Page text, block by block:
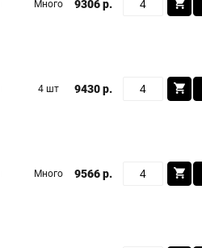
Много 9306 р.
4 шт 9430 р.
Много 9566 р.